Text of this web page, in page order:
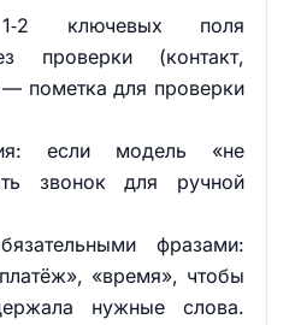
ключевых поля
проверки (контакт,
— пометка для проверки
если модель «не
звонок для ручной
фразами:
«время», чтобы
нужные слова.